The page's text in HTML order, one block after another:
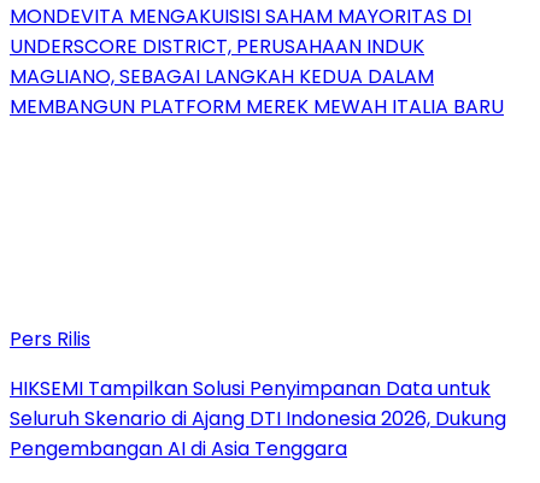
MONDEVITA MENGAKUISISI SAHAM MAYORITAS DI
UNDERSCORE DISTRICT, PERUSAHAAN INDUK
MAGLIANO, SEBAGAI LANGKAH KEDUA DALAM
MEMBANGUN PLATFORM MEREK MEWAH ITALIA BARU
Pers Rilis
HIKSEMI Tampilkan Solusi Penyimpanan Data untuk
Seluruh Skenario di Ajang DTI Indonesia 2026, Dukung
Pengembangan AI di Asia Tenggara